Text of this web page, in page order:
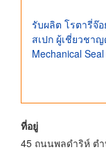
รับผลิต โรตารี่จ๊
สเปก ผู้เชี่ยวชา
Mechanical
ที่อยู่
45 ถนนพลดำริห์ ตำ